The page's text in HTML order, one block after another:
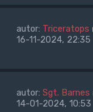
autor: Triceratops
16-11-2024, 22:35
autor: Sgt. Barnes
14-01-2024, 10:53